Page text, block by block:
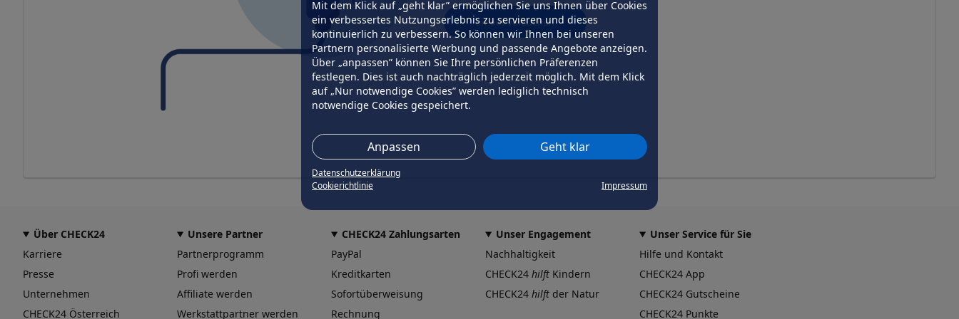
Mit dem Klick auf „geht klar” ermöglichen Sie uns Ihnen über Cookies
ein verbessertes Nutzungserlebnis zu servieren und dieses
kontinuierlich zu verbessern. So können wir Ihnen bei unseren
Partnern personalisierte Werbung und passende Angebote anzeigen.
Über „anpassen” können Sie Ihre persönlichen Präferenzen
festlegen. Dies ist auch nachträglich jederzeit möglich. Mit dem Klick
auf „Nur notwendige Cookies” werden lediglich technisch
notwendige Cookies gespeichert.
Anpassen Geht klar
Datenschutzerklärung
Cookierichtlinie
Impressum
erneut versuchen
Über CHECK24
Karriere
Presse
Unternehmen
CHECK24 Österreich
Unsere Partner
Partnerprogramm
Profi werden
Affiliate werden
Werkstattpartner werden
CHECK24 Zahlungsarten
PayPal
Kreditkarten
Sofortüberweisung
Rechnung
Unser Engagement
Nachhaltigkeit
CHECK24 hilft Kindern
CHECK24 hilft der Natur
Unser Service für Sie
Hilfe und Kontakt
CHECK24 App
CHECK24 Gutscheine
CHECK24 Punkte